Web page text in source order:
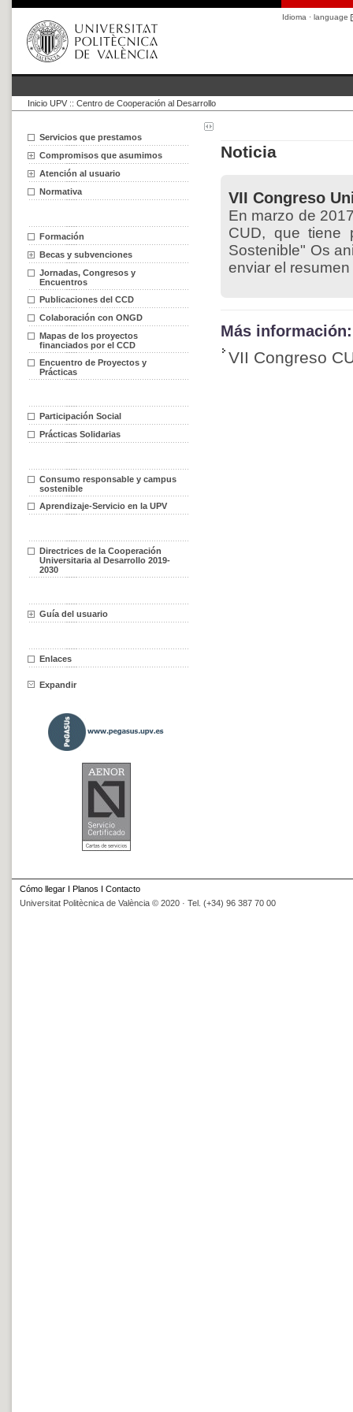
Idioma · language
Inicio UPV :: Centro de Cooperación al Desarrollo
Servicios que prestamos
Compromisos que asumimos
Atención al usuario
Normativa
Formación
Becas y subvenciones
Jornadas, Congresos y
Encuentros
Publicaciones del CCD
Colaboración con ONGD
Mapas de los proyectos
financiados por el CCD
Encuentro de Proyectos y
Prácticas
Participación Social
Prácticas Solidarias
Consumo responsable y campus
sostenible
Aprendizaje-Servicio en la UPV
Directrices de la Cooperación
Universitaria al Desarrollo 2019-
2030
Guía del usuario
Enlaces
Expandir
Noticia
VII Congreso
En marzo de
CUD, que tiene
Sostenible" Os
enviar el
Más información:
VII Congreso
Cómo llegar I Planos I Contacto
Universitat Politècnica de València © 2020 · Tel. (+34) 96 387 70 00